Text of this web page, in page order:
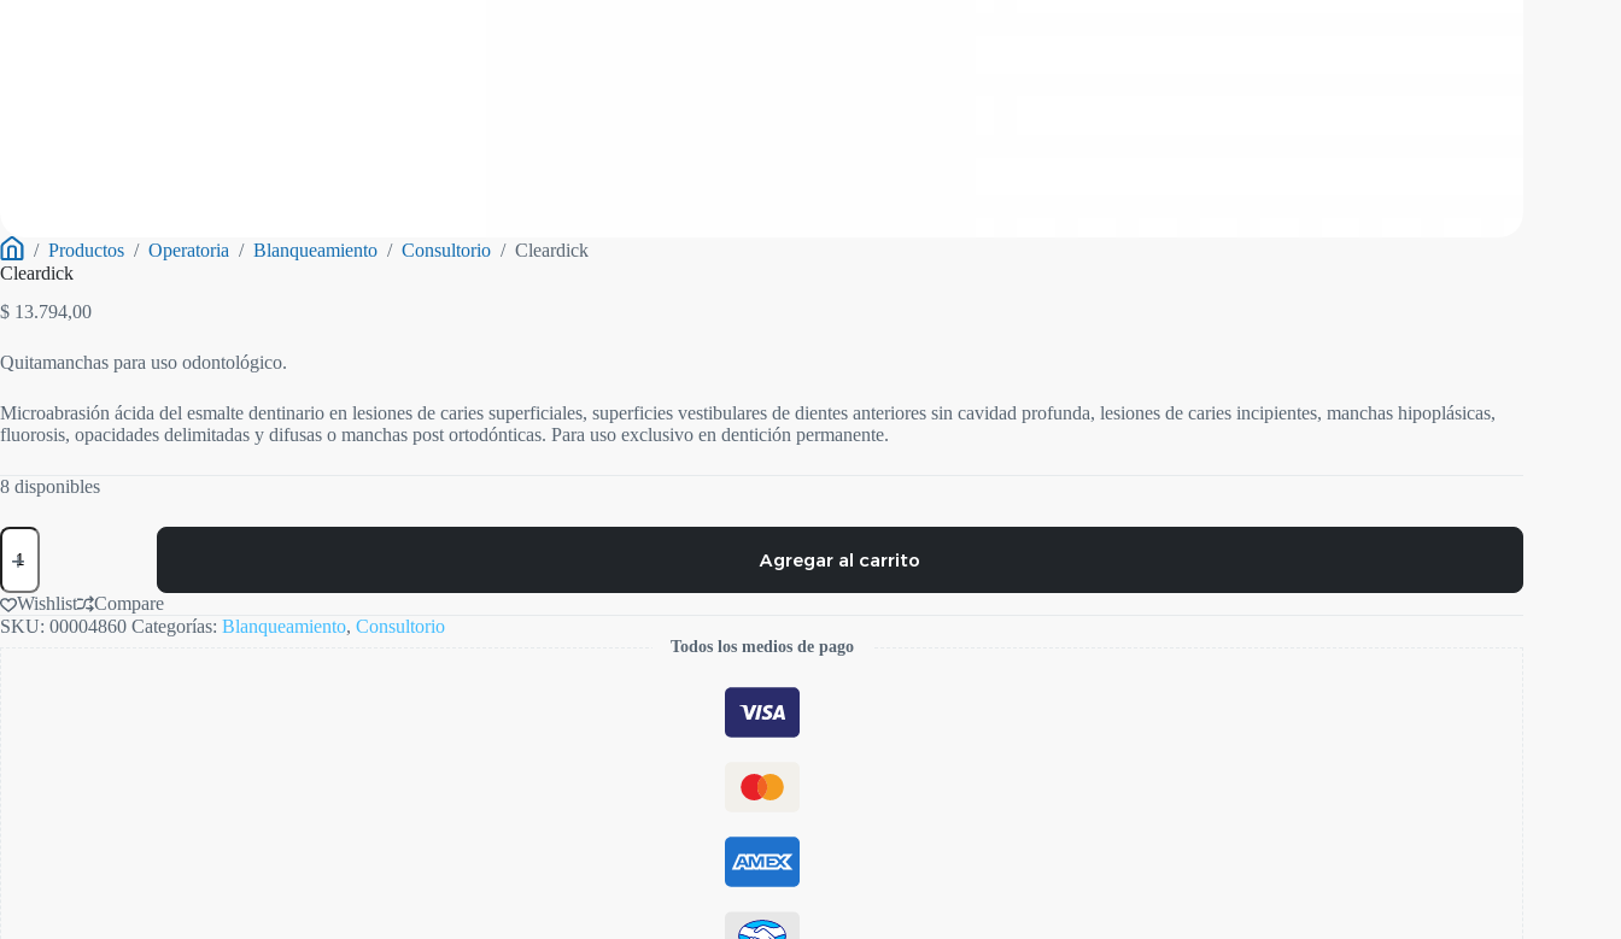
Inicio
/ Productos / Operatoria / Blanqueamiento / Consultorio / Cleardick
Cleardick
$ 13.794,00
Quitamanchas para uso odontológico.
Microabrasión ácida del esmalte dentinario en lesiones de caries superficiales, superficies vestibulares de dientes anteriores sin cavidad profunda, lesiones de caries incipientes, manchas hipoplásicas,
fluorosis, opacidades delimitadas y difusas o manchas post ortodónticas. Para uso exclusivo en dentición permanente.
8 disponibles
Cleardick
cantidad
Agregar al carrito
Wishlist
Compare
SKU: 00004860 Categorías: Blanqueamiento, Consultorio
Todos los medios de pago